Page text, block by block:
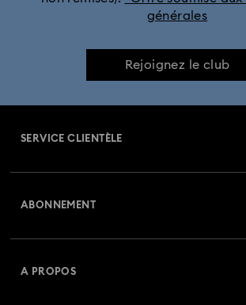
générales
Rejoignez le club
SERVICE CLIENTÈLE
ABONNEMENT
A PROPOS